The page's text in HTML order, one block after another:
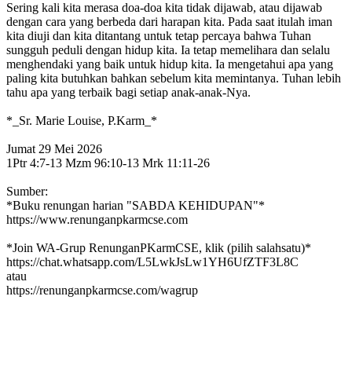
Sering kali kita merasa doa-doa kita tidak dijawab, atau dijawab
dengan cara yang berbeda dari harapan kita. Pada saat itulah iman
kita diuji dan kita ditantang untuk tetap percaya bahwa Tuhan
sungguh peduli dengan hidup kita. Ia tetap memelihara dan selalu
menghendaki yang baik untuk hidup kita. Ia mengetahui apa yang
paling kita butuhkan bahkan sebelum kita memintanya. Tuhan lebih
tahu apa yang terbaik bagi setiap anak-anak-Nya.
*_Sr. Marie Louise, P.Karm_*
Jumat 29 Mei 2026
1Ptr 4:7-13 Mzm 96:10-13 Mrk 11:11-26
Sumber:
*Buku renungan harian "SABDA KEHIDUPAN"*
https://www.renunganpkarmcse.com
*Join WA-Grup RenunganPKarmCSE, klik (pilih salahsatu)*
https://chat.whatsapp.com/L5LwkJsLw1YH6UfZTF3L8C
atau
https://renunganpkarmcse.com/wagrup